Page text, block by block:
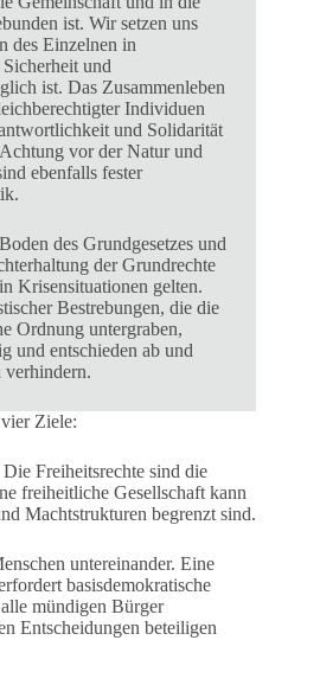
ist. Wir setzen uns
des Einzelnen in
und
ist. Das Zusammenleben
Individuen
und Solidarität
vor der Natur und
ebenfalls fester
des Grundgesetzes und
der Grundrechte
Krisensituationen gelten.
Bestrebungen, die die
Ordnung untergraben,
und entschieden ab und
verhindern.
Ziele:
Freiheitsrechte sind die
freiheitliche Gesellschaft kann
Machtstrukturen begrenzt sind.
untereinander. Eine
basisdemokratische
mündigen Bürger
Entscheidungen beteiligen